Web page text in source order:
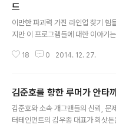
드
이만한 파괴력 가진 라인업 찾기 힘
지만 이 프로그램들에 대한 이야기
가 시즌2의 연재를 시작할 거라는 이
CJ E&M과 시즌2 계약이 된 것은 사
화되기 위해서는 우선 웹툰 시즌2
그리고 이렇게 드라마화가 결정된다
18 0 2014. 12. 27.
김준호를 향한 루머가 안타
김준호와 소속 개그맨들의 신뢰, 문
터테인먼트의 김우종 대표가 회삿